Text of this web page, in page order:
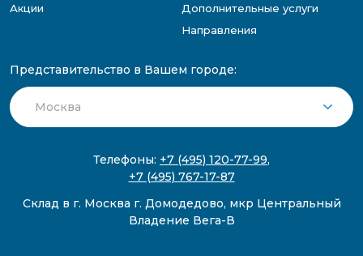
Акции
Дополнительные услуги
Направления
Представительство в Вашем городе:
Телефоны: +7 (495) 120-77-99,
+7 (495) 767-17-87
Склад в г. Москва г. Домодедово, мкр Центральный
Владение Вега-В